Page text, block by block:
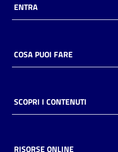
online
Piani
ENTRA
COSA PUOI FARE
SCOPRI I CONTENUTI
RISORSE ONLINE